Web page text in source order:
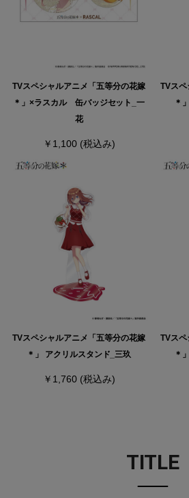
TVスペシャルアニメ「五等分の花嫁
＊」×ラスカル 缶バッジセット_一
花
￥1,100 (税込み)
TVス
＊
TVスペシャルアニメ「五等分の花嫁
＊」 アクリルスタンド_三玖
￥1,760 (税込み)
TVス
＊
TITLE